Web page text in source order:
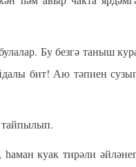
Бу безгә таныш
бит! Аю тәпиен
тайпылып.
куак тирәли